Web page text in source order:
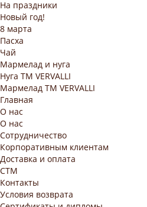
На праздники
Новый год!
8 марта
Пасха
Чай
Мармелад и нуга
Нуга ТМ VERVALLI
Мармелад ТМ VERVALLI
Главная
О нас
О нас
Сотрудничество
Корпоративным клиентам
Доставка и оплата
СТМ
Контакты
Условия возврата